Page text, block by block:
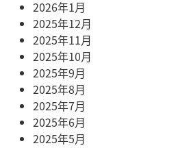
2026年1月
2025年12月
2025年11月
2025年10月
2025年9月
2025年8月
2025年7月
2025年6月
2025年5月